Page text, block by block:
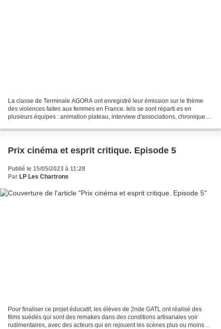
La classe de Terminale AGORA ont enregistré leur émission sur le thème
des violences faites aux femmes en France. Iels se sont réparti.es en
plusieurs équipes : animation plateau, interview d'associations, chroniques
Prix cinéma et esprit critique. Episode 5
Publié le 15/05/2023 à 11:28
Par LP Les Chartrons
Pour finaliser ce projet éducatif, les élèves de 2nde GATL ont réalisé des
films suédés qui sont des remakes dans des conditions artisanales voir
rudimentaires, avec des acteurs qui en rejouent les scènes plus ou moins